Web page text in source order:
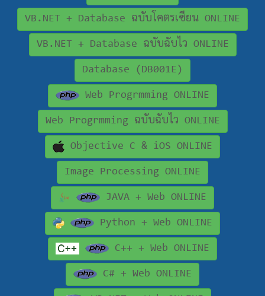
VB.NET + Database ฉบับโคตรเซียน ONLINE
VB.NET + Database ฉบับฉับไว ONLINE
Database (DB001E)
Web Progrmming ONLINE
Web Progrmming ฉบับฉับไว ONLINE
Objective C & iOS ONLINE
Image Processing ONLINE
JAVA + Web ONLINE
Python + Web ONLINE
C++ + Web ONLINE
C# + Web ONLINE